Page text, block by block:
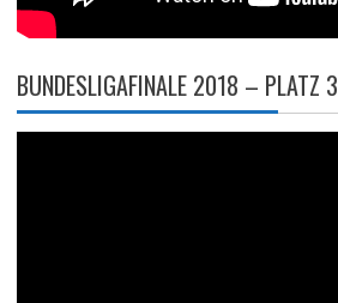
BUNDESLIGAFINALE 2018 – PLATZ 3